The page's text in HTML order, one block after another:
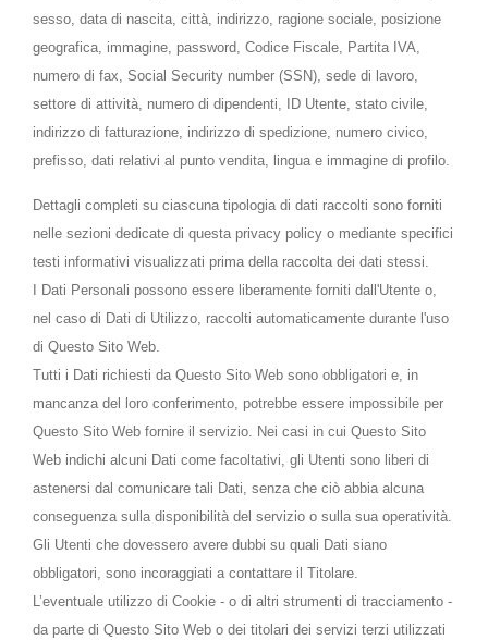
sesso, data di nascita, città, indirizzo, ragione sociale, posizione
geografica, immagine, password, Codice Fiscale, Partita IVA,
numero di fax, Social Security number (SSN), sede di lavoro,
settore di attività, numero di dipendenti, ID Utente, stato civile,
indirizzo di fatturazione, indirizzo di spedizione, numero civico,
prefisso, dati relativi al punto vendita, lingua e immagine di profilo.
Dettagli completi su ciascuna tipologia di dati raccolti sono forniti
nelle sezioni dedicate di questa privacy policy o mediante specifici
testi informativi visualizzati prima della raccolta dei dati stessi.
I Dati Personali possono essere liberamente forniti dall'Utente o,
nel caso di Dati di Utilizzo, raccolti automaticamente durante l'uso
di Questo Sito Web.
Tutti i Dati richiesti da Questo Sito Web sono obbligatori e, in
mancanza del loro conferimento, potrebbe essere impossibile per
Questo Sito Web fornire il servizio. Nei casi in cui Questo Sito
Web indichi alcuni Dati come facoltativi, gli Utenti sono liberi di
astenersi dal comunicare tali Dati, senza che ciò abbia alcuna
conseguenza sulla disponibilità del servizio o sulla sua operatività.
Gli Utenti che dovessero avere dubbi su quali Dati siano
obbligatori, sono incoraggiati a contattare il Titolare.
L’eventuale utilizzo di Cookie - o di altri strumenti di tracciamento -
da parte di Questo Sito Web o dei titolari dei servizi terzi utilizzati